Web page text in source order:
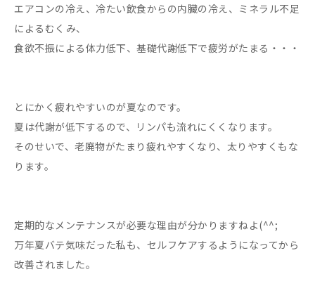
エアコンの冷え、冷たい飲食からの内臓の冷え、ミネラル不足
によるむくみ、
食欲不振による体力低下、基礎代謝低下で疲労がたまる・・・
とにかく疲れやすいのが夏なのです。
夏は代謝が低下するので、リンパも流れにくくなります。
そのせいで、老廃物がたまり疲れやすくなり、太りやすくもな
ります。
定期的なメンテナンスが必要な理由が分かりますねよ(^^;
万年夏バテ気味だった私も、セルフケアするようになってから
改善されました。